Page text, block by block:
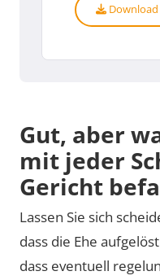
Download
Gut, aber
mit jeder
Gericht
Lassen Sie sich
dass die Ehe
dass eventuell